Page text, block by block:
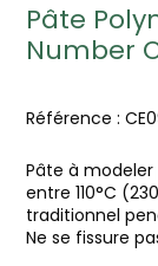
Pâte
Number
Référence :
Pâte à
entre 110°C
traditionnel
Ne se fissure